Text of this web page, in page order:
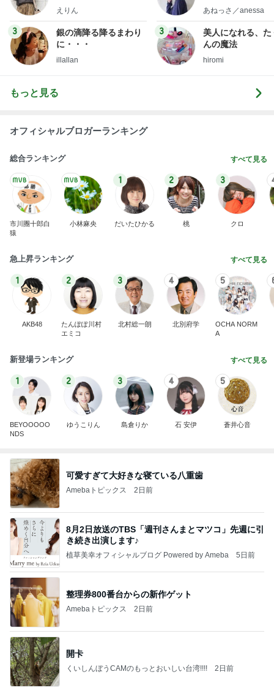
ファッションブログ
えりん
3
銀の滴降る降るまわり
に・・・
illallan
little
あねっさ／anessa
3
美人になれる、た
んの魔法
hiromi
もっと見る
オフィシャルブロガーランキング
総合ランキング すべて見る
市川團十郎白
猿
小林麻央
1
だいたひかる
2
桃
3
クロ
急上昇ランキング すべて見る
1
AKB48
2
たんぽぽ川村
エミコ
3
北村総一朗
4
北別府学
5
OCHA NORM
A
新登場ランキング すべて見る
1
BEYOOOOO
NDS
2
ゆうこりん
3
島倉りか
4
石 安伊
5
蒼井心音
可愛すぎて大好きな寝ている八重歯
Amebaトピックス 2日前
8月2日放送のTBS「週刊さんまとマツコ」先週に引
き続き出演します♪
植草美幸オフィシャルブログ Powered by Ameba 5日前
整理券800番台からの新作ゲット
Amebaトピックス 2日前
開卡
くいしんぼうCAMのもっとおいしい台湾!!!! 2日前